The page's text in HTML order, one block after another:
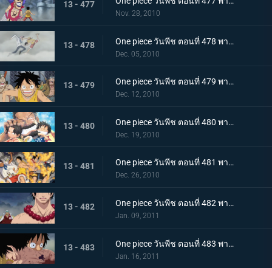
13 - 477
Nov. 28, 2010
13 - 478 One piece วันพีช ตอนที่ 478 พากย์ไทย เพื่อคำสัญญา!! การปะทะของ ลูฟี่ กับ โคบี้
Dec. 05, 2010
13 - 479 One piece วันพีช ตอนที่ 479 พากย์ไทย แท่นประหารอยู่แค่เอื้อม! ทางไปหาเอสเปิดออกแล้ว!!
Dec. 12, 2010
13 - 480 One piece วันพีช ตอนที่ 480 พากย์ไทย บนเส้นทางที่แตกต่างกัน! ลูฟี่ ปะทะ การ์ป
Dec. 19, 2010
13 - 481 One piece วันพีช ตอนที่ 481 พากย์ไทย ช่วยเอสสำเร็จ!!! คำสั่งสุดท้ายของหนวดขาว!
Dec. 26, 2010
13 - 482 One piece วันพีช ตอนที่ 482 พากย์ไทย พลังที่แผดเผาได้แม้แต่ไฟ การไล่ล่าอย่างโหดเหี้ยมของอาคาอินุ
Jan. 09, 2011
13 - 483 One piece วันพีช ตอนที่ 483 พากย์ไทย ตามหาคำตอบ เอสหมัดอัคคีตายในสนามรบ
Jan. 16, 2011